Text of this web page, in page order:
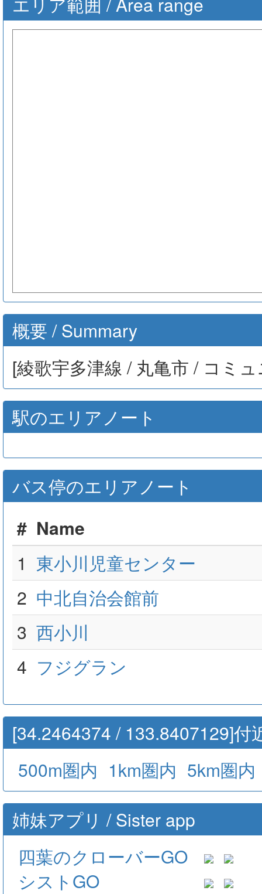
概要 / Summary
[綾歌宇多津線 / 丸亀市 / コミ
駅のエリアノート
バス停のエリアノート
# Name
1 東小川児童センター
2 中北自治会館前
3 西小川
4 フジグラン
[34.2464374 / 133.8407129]付
500m圏内 1km圏内 5km圏内
姉妹アプリ / Sister app
四葉のクローバーGO
シストGO